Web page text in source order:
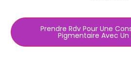
Prendre Rdv Pour Une
Pigmentaire Avec